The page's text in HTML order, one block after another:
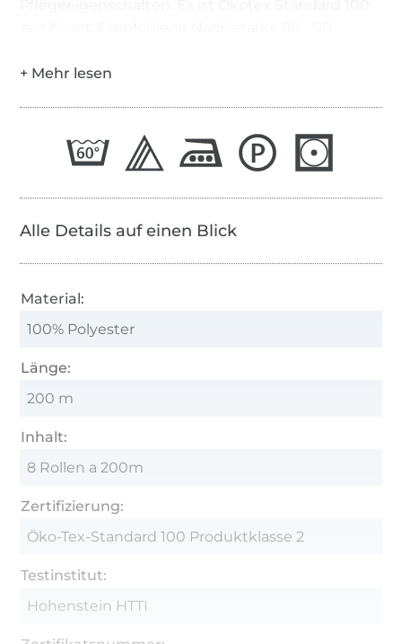
Alle Details auf einen Blick
Material:
100% Polyester
Länge:
200 m
Inhalt:
8 Rollen a 200m
Zertifizierung:
Öko-Tex-Standard 100 Produktklasse 2
Testinstitut:
Hohenstein HTTI